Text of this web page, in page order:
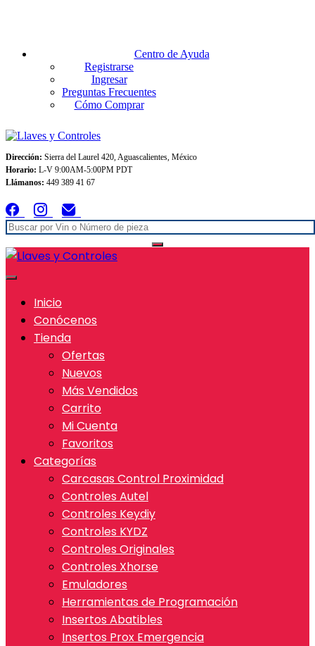
Centro de Ayuda
Registrarse
Ingresar
Preguntas Frecuentes
Cómo Comprar
Dirección: Sierra del Laurel 420, Aguascalientes, México
Horario: L-V 9:00AM-5:00PM PDT
Llámanos: 449 389 41 67
Inicio
Conócenos
Tienda
Ofertas
Nuevos
Más Vendidos
Carrito
Mi Cuenta
Favoritos
Categorías
Carcasas Control Proximidad
Controles Autel
Controles Keydiy
Controles KYDZ
Controles Originales
Controles Xhorse
Emuladores
Herramientas de Programación
Insertos Abatibles
Insertos Prox Emergencia